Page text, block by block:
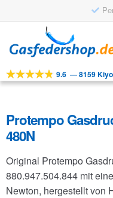
Navigation
springen
Inhalt
springen
Werkzeuge
Anwendungen
FAQ
9.6 —8159
Protempo
480N
Original Protempo
880.947.504.844 mit
Newton, hergestellt von